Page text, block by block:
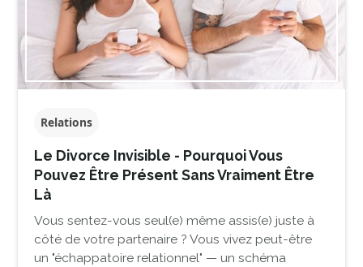
Relations
Le Divorce Invisible - Pourquoi Vous
Pouvez Être Présent Sans Vraiment Être
Là
Vous sentez-vous seul(e) même assis(e) juste à
côté de votre partenaire ? Vous vivez peut-être
un "échappatoire relationnel" — un schéma